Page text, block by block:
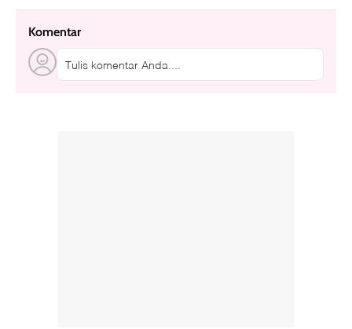
Komentar
Tulis komentar Anda....